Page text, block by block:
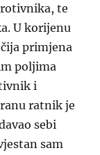
te
U korijenu
primjena
poljima
i
ratnik je
sebi
sam